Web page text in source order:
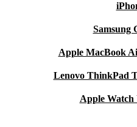
Samsung
Apple MacBook
Lenovo ThinkPad
Apple Watch